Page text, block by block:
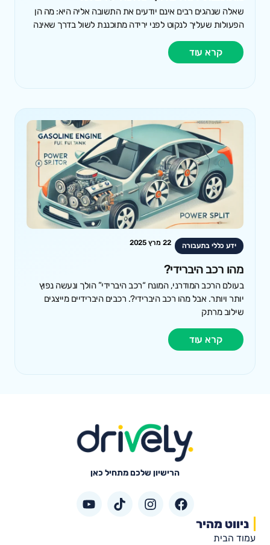
שאלה שנהגים רבים אינם יודעים את התשובה אליה היא: מה הן
הפעולות שעליך לנקוט לפני ירידה מתוכננת לשול בדרך שאינה
קרא עוד
ידע כללי בתעבורה 22 מרץ 2025
מהו רכב היברידי?
בעולם הרכב המודרני, המונח “רכב היברידי” הולך ונעשה נפוץ
יותר ויותר. אבל מהו רכב היברידי?. רכבים היברידיים מייצגים
שילוב מרתק
קרא עוד
הרישיון שלכם מתחיל כאן
ניווט מהיר
עמוד הבית